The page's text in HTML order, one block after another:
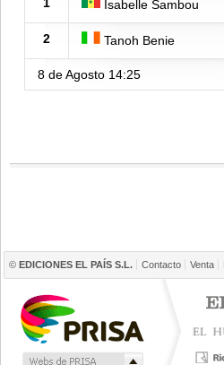
Isabelle Sambou
2 Tanoh Benie
8 de Agosto 14:25
© EDICIONES EL PAÍS S.L. Contacto Venta